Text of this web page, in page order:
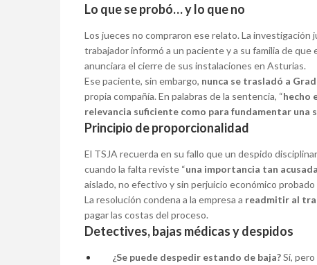
Lo que se probó… y lo que no
Los jueces no compraron ese relato. La investigación
trabajador informó a un paciente y a su familia de
anunciara el cierre de sus instalaciones en Asturias.
Ese paciente, sin embargo, nunca se trasladó a
propia compañía. En palabras de la sentencia, “hecho
relevancia suficiente como para fundamentar una
Principio de proporcionalidad
El TSJA recuerda en su fallo que un despido
cuando la falta reviste “una importancia tan
aislado, no efectivo y sin perjuicio económico
La resolución condena a la empresa a readmitir al
pagar las costas del proceso.
Detectives, bajas médicas y despidos
¿Se puede despedir estando de baja?Sí,